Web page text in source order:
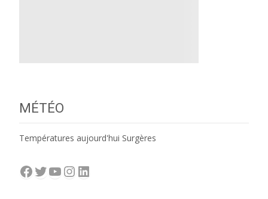
MÉTÉO
Températures aujourd'hui Surgères
Facebook
Twitter
YouTube
Instagram
LinkedIn